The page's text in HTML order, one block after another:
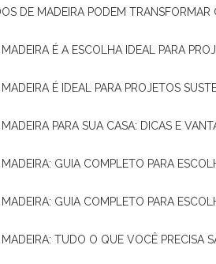
DE MADEIRA PODEM TRANSFORMAR
MADEIRA É A ESCOLHA IDEAL PARA
MADEIRA É IDEAL PARA PROJETOS
MADEIRA PARA SUA CASA: DICAS E
MADEIRA: GUIA COMPLETO PARA
MADEIRA: GUIA COMPLETO PARA
MADEIRA: TUDO O QUE VOCÊ PRECISA